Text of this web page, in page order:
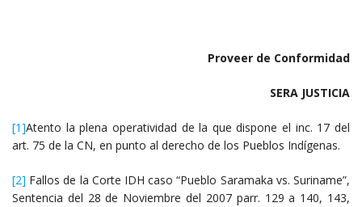
Proveer de Conformidad
SERA JUSTICIA
[1]Atento la plena operatividad de la que dispone el inc. 17 del
art. 75 de la CN, en punto al derecho de los Pueblos Indígenas.
[2] Fallos de la Corte IDH caso “Pueblo Saramaka vs. Suriname”,
Sentencia del 28 de Noviembre del 2007 parr. 129 a 140, 143,